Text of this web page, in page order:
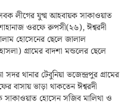
লীগের যুগ্ম আহবায়ক সাকাওয়াত
ওরফে রুপসী(২৬), ঈশ্বরদী
হোসেনের ছেলে জালাল
গ্রামের বাদশা মন্ডলের ছেলে
থানার টেবুনিয়া ভজেন্দ্রপুর গ্রামের
ভাড়া থাকতেন ঈশ্বরদী
সাকাওয়াত হোসেন সজিব মালিথা ও